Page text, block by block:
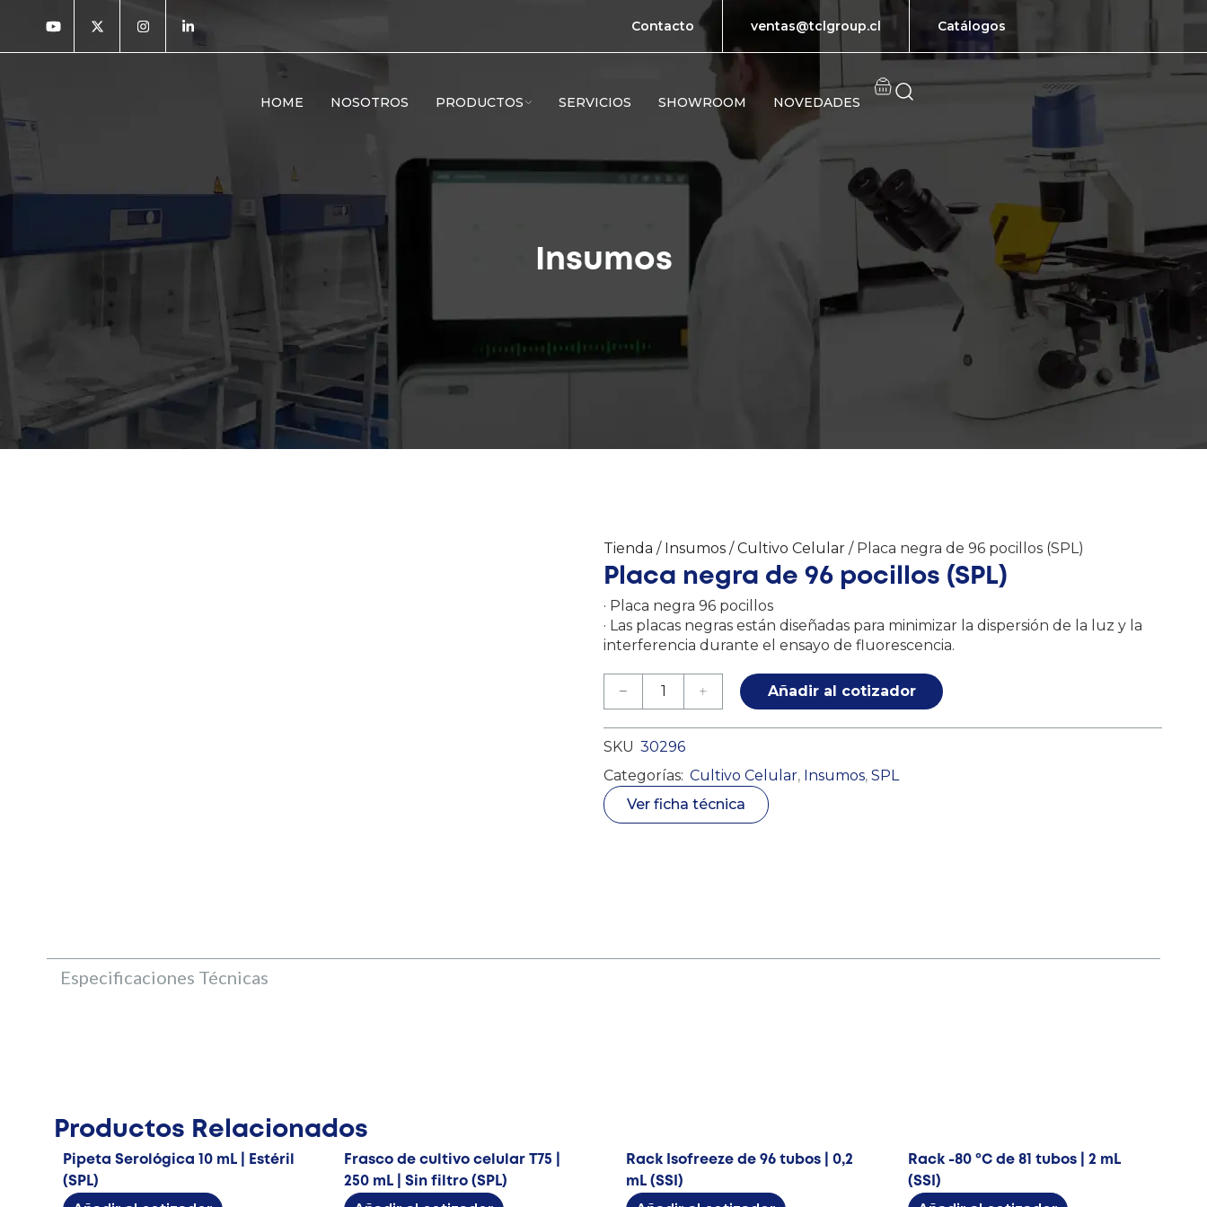
Contacto ventas@tclgroup.cl Catálogos
HOME NOSOTROS PRODUCTOS SERVICIOS SHOWROOM NOVEDADES
Insumos
Tienda / Insumos /Cultivo Celular / Placa negra de 96 pocillos (SPL)
Placa negra de 96 pocillos (SPL)
· Placa negra 96 pocillos
· Las placas negras están diseñadas para minimizar la dispersión de la luz y la
interferencia durante el ensayo de fluorescencia.
Añadir al cotizador
SKU 30296
Categorías: Cultivo Celular, Insumos, SPL
Ver ficha técnica
Especificaciones Técnicas
Productos Relacionados
Pipeta Serológica 10 mL | Estéril
(SPL)
Frasco de cultivo celular T75 |
250 mL | Sin filtro (SPL)
Rack Isofreeze de 96 tubos | 0,2
mL (SSI)
Rack -80 ºC de 81 tubos | 2 mL
(SSI)